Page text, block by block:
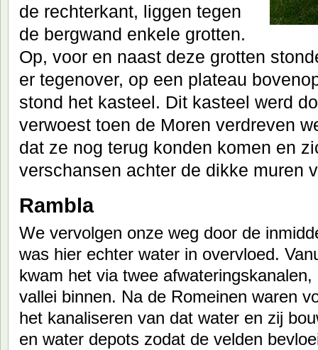
de rechterkant, liggen tegen
de bergwand enkele grotten.
Op, voor en naast deze grotten
er tegenover, op een plateau
stond het kasteel. Dit kasteel werd
verwoest toen de Moren verdreven
dat ze nog terug konden komen en
verschansen achter de dikke muren
Rambla
We vervolgen onze weg door de
was hier echter water in overvloed.
kwam het via twee afwateringskanalen,
vallei binnen. Na de Romeinen waren
het kanaliseren van dat water en zij
en water depots zodat de velden